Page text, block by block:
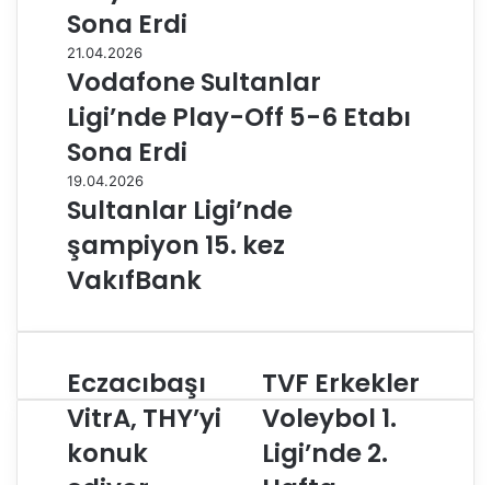
Sona Erdi
21.04.2026
Vodafone Sultanlar
Ligi’nde Play-Off 5-6 Etabı
Sona Erdi
19.04.2026
Sultanlar Ligi’nde
şampiyon 15. kez
VakıfBank
E
c
z
a
Eczacıbaşı
VitrA, THY’yi
konuk
T
V
F
E
TVF Erkekler
Voleybol 1.
Ligi’nde 2.